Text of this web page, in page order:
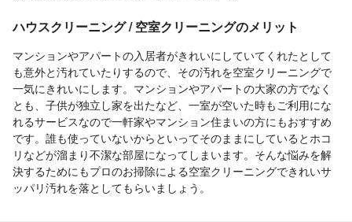
ハウスクリーニング / 空室クリーニングのメリット
マンションやアパートの入居者がきれいにしていてくれたとして
も意外と汚れていたりするので、その汚れを空室クリーニングで
一気にきれいにします。マンションやアパートの大家の方でなく
とも、子供が独立し家を出たなど、一室が空いた時もご利用にな
れるサービスなので一軒家やマンション住まいの方にもおすすめ
です。誰も使っていないからといってそのままにしているとホコ
リなどが溜まり不潔な部屋になってしまいます。そんな悩みを解
決するためにもプロのお掃除による空室クリーニングできれいサ
ッパリ汚れを落としてもらいましょう。